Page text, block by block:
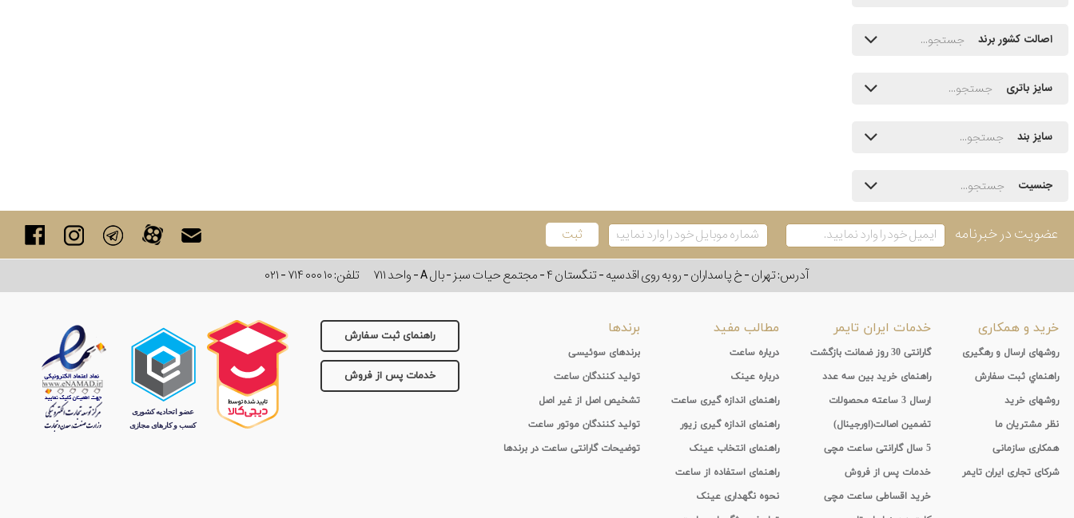
اصالت کشور برند
سایز باتری
سایز بند
جنسیت
عضویت در خبرنامه
آدرس: تهران - خ پاسداران - رو به روی اقدسیه - تنگستان ۴ - مجتمع حیات سبز - بال A - واحد ۷۱۱ تلفن:۰۲۱ - ۷۱۴ ۰۰۰ ۱۰
راهنمای ثبت سفارش
خدمات پس از فروش
خرید و همکاری
روشهای ارسال و رهگیری
راهنماي ثبت سفارش
روشهای خرید
نظر مشتریان ما
همکاری سازمانی
شرکای تجاری ایران تایمر
خدمات ایران تایمر
گارانتی 30 روز ضمانت بازگشت
راهنمای خرید بین سه عدد
ارسال 3 ساعته محصولات
تضمین اصالت(اورجینال)
5 سال گارانتی ساعت مچی
خدمات پس از فروش
خرید اقساطی ساعت مچی
مطالب مفید
درباره ساعت
درباره عینک
راهنمای اندازه گیری ساعت
راهنمای اندازه گیری زیور
راهنمای انتخاب عینک
راهنمای استفاده از ساعت
نحوه نگهداری عینک
برندها
برندهای سوئیسی
تولید کنندگان ساعت
تشخیص اصل از غیر اصل
تولید کنندگان موتور ساعت
توضیحات گارانتی ساعت در برندها